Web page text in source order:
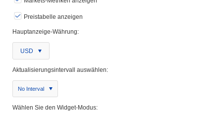
Preistabelle anzeigen
Hauptanzeige-Währung:
USD
Aktualisierungsintervall auswählen:
No Interval
Wählen Sie den Widget-Modus: